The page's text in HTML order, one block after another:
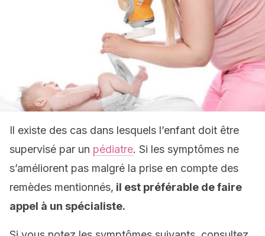
Il existe des cas dans lesquels l’enfant doit être
supervisé par un pédiatre. Si les symptômes ne
s’améliorent pas malgré la prise en compte des
remèdes mentionnés, il est préférable de faire
appel à un spécialiste.